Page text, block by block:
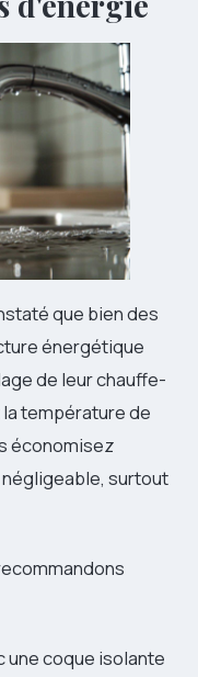
que bien des
énergétique
de leur chauffe-
température de
économisez
négligeable, surtout
une coque isolante